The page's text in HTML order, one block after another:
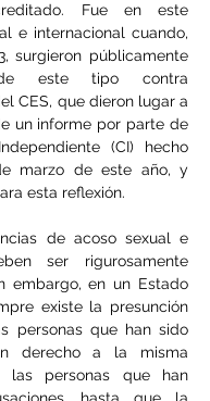
Fue en este
e internacional cuando,
surgieron públicamente
de este tipo contra
CES, que dieron lugar a
un informe por parte de
(CI) hecho
marzo de este año, y
esta reflexión.
de acoso sexual e
ser rigurosamente
embargo, en un Estado
existe la presunción
personas que han sido
derecho a la misma
las personas que han